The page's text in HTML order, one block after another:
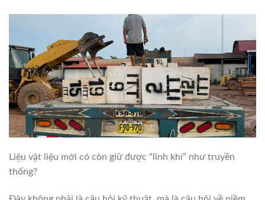
Liệu vật liệu mới có còn giữ được “linh khí” như truyền
thống?